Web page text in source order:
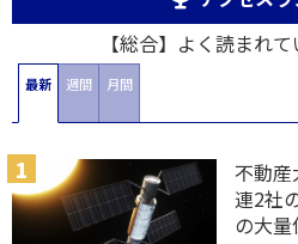
【総合】よく読まれ
最新 週間 月間
不動
連2社
の大